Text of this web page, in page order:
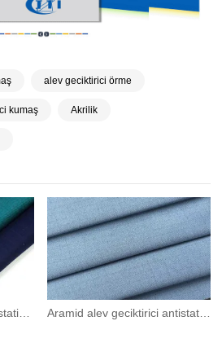
alev geciktirici örme
kumaş Akrilik